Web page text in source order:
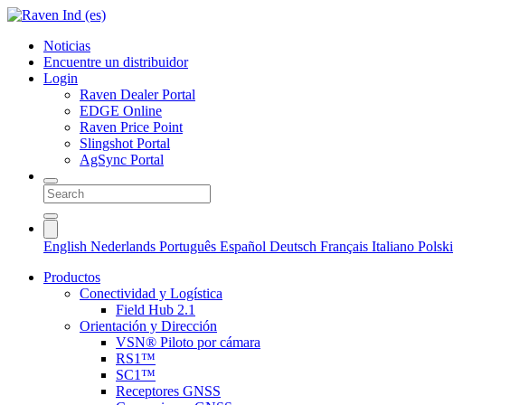
Noticias
Encuentre un distribuidor
Login
Raven Dealer Portal
EDGE Online
Raven Price Point
Slingshot Portal
AgSync Portal
English Nederlands Português Español Deutsch Français Italiano Polski
Productos
Conectividad y Logística
Field Hub 2.1
Orientación y Dirección
VSN® Piloto por cámara
RS1™
SC1™
Receptores GNSS